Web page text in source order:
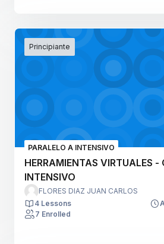
Principiante
PARALELO A INTENSIVO
HERRAMIENTAS VIRTUALES
INTENSIVO
FLORES DIAZ JUAN CARLOS
4 Lessons
7 Enrolled